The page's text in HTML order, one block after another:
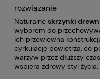
rozwiązanie
Naturalne skrzynki
wyborem do
Ich przewiewna
cyrkulację powietrza, co
warzyw przez dłuższy
wspiera zdrowy styl życia.